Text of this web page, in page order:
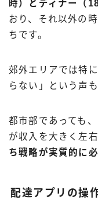
時）とディナー（
おり、それ以外の
ちです。
郊外エリアでは特
らない」という声も
都市部であっても
が収入を大きく左
ち戦略が実質的に
配達アプリの操